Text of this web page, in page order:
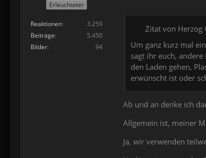
Erleuchteter
Reaktionen
3.259
Beiträge
5.450
Bilder
94
Zitat von Herzog
Um ganz kurz mal
sagt ihr euch,
den Laden gehen,
erwünscht ist oder
Ab und an denke ich
Allgemein ist, meiner
Ja, wir verwenden